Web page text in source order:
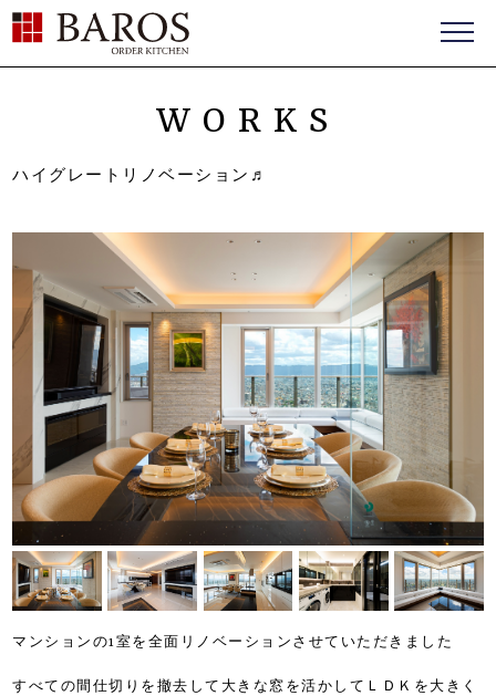
WORKS
ハイグレートリノベーション♬
マンションの1室を全面リノベーションさせていただきました
すべての間仕切りを撤去して大きな窓を活かしてＬＤＫを大きく